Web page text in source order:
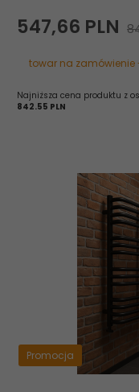
547,66 PLN
towar na
Najniższa cena produktu z
842.55 PLN
Promocja